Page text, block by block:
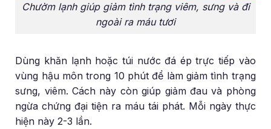
Chườm lạnh giúp giảm tình trạng viêm, sưng và đi
ngoài ra máu tươi
Dùng khăn lạnh hoặc túi nước đá ép trực tiếp vào
vùng hậu môn trong 10 phút để làm giảm tình trạng
sưng, viêm. Cách này còn giúp giảm đau và phòng
ngừa chứng đại tiện ra máu tái phát. Mỗi ngày thực
hiện này 2-3 lần.